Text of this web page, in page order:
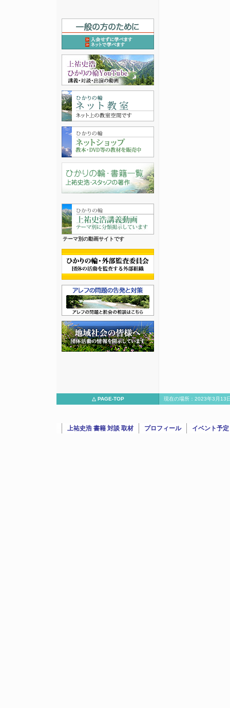
テーマ別の動画サイトです
△ PAGE-TOP
現在の場所：2023年3月13
上祐史浩 書籍 対談 取材 プロフィール イベント予定